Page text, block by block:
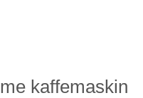
kaffemaskin